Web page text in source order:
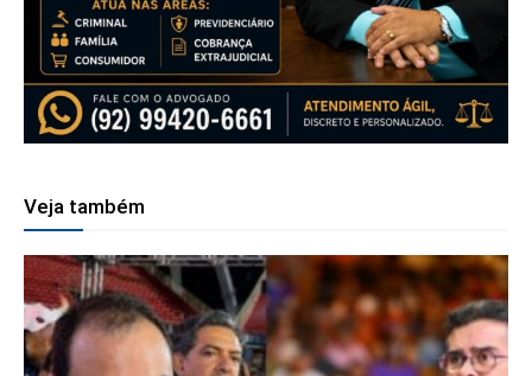
Veja também